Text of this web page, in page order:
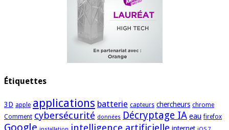
Étiquettes
3D apple applications batterie capteurs chercheurs chrome
Comment cybersécurité données Décryptage IA eau firefox
Google intelligence artificielle